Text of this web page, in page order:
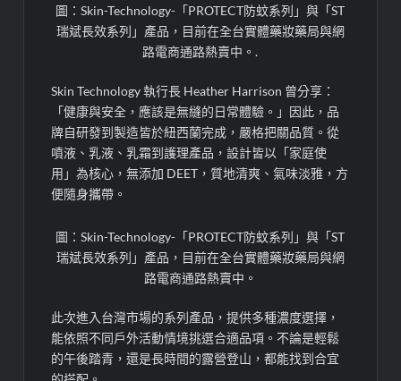
圖：Skin-Technology-「PROTECT防蚊系列」與「ST
瑞斌長效系列」產品，目前在全台實體藥妝藥局與網
路電商通路熱賣中。.
Skin Technology 執行長 Heather Harrison 曾分享：
「健康與安全，應該是無縫的日常體驗。」因此，品
牌自研發到製造皆於紐西蘭完成，嚴格把關品質。從
噴液、乳液、乳霜到護理產品，設計皆以「家庭使
用」為核心，無添加 DEET，質地清爽、氣味淡雅，方
便隨身攜帶。
圖：Skin-Technology-「PROTECT防蚊系列」與「ST
瑞斌長效系列」產品，目前在全台實體藥妝藥局與網
路電商通路熱賣中。
此次進入台灣市場的系列產品，提供多種濃度選擇，
能依照不同戶外活動情境挑選合適品項。不論是輕鬆
的午後踏青，還是長時間的露營登山，都能找到合宜